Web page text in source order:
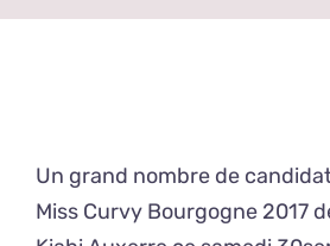
Un grand nombre de
Miss Curvy Bourgogne 2017